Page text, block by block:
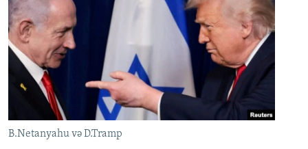
B.Netanyahu və D.Tramp